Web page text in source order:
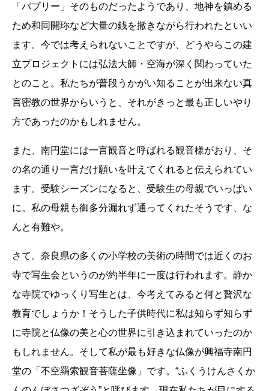
「バブリー」そのものだったようであり、地神を鎮める
ため和同開珎など大量の銭を撒きながら行われたといい
ます。今では考えられないことですが、どうやらこの建
立プロジェクトには弘法大師・空海が深く関わっていた
とのこと。私たちが普段うかがい知ることが出来ない真
言密教の世界からいうと、それがきっと最も正しいやり
方であったのかもしれません。
また、南円堂には一言観音と呼ばれる観音様がおり、そ
の名の通り一言だけ願いを叶えてくれると伝えられてい
ます。受験シーズンになると、受験生の母親でいっぱい
に。私の母親も御多分漏れず通ってくれたそうです、な
んと有難や。
さて。奈良県の多くの小学校の美術の時間では近くのお
寺で写生会というのが約半年に一度は行われます。静か
な寺院でゆっくり写生とは、今考えてみると何と贅沢な
教育でしょうか！そうした子供時代に私は知らず知らず
に寺院と仏像の美と心の世界に引き込まれていったのか
もしれません。そして私が最も好きな仏像が興福寺南円
堂の「不空羂索観音菩薩坐像」です。“ふくうけんさくか